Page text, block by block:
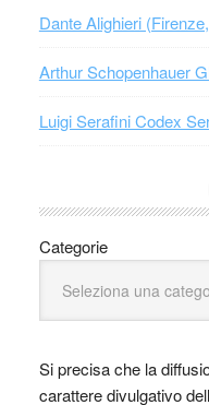
Dante Alighieri
Arthur Schopenhauer
Luigi Serafini Codex
Categorie
Si precisa che la
carattere divulgativo